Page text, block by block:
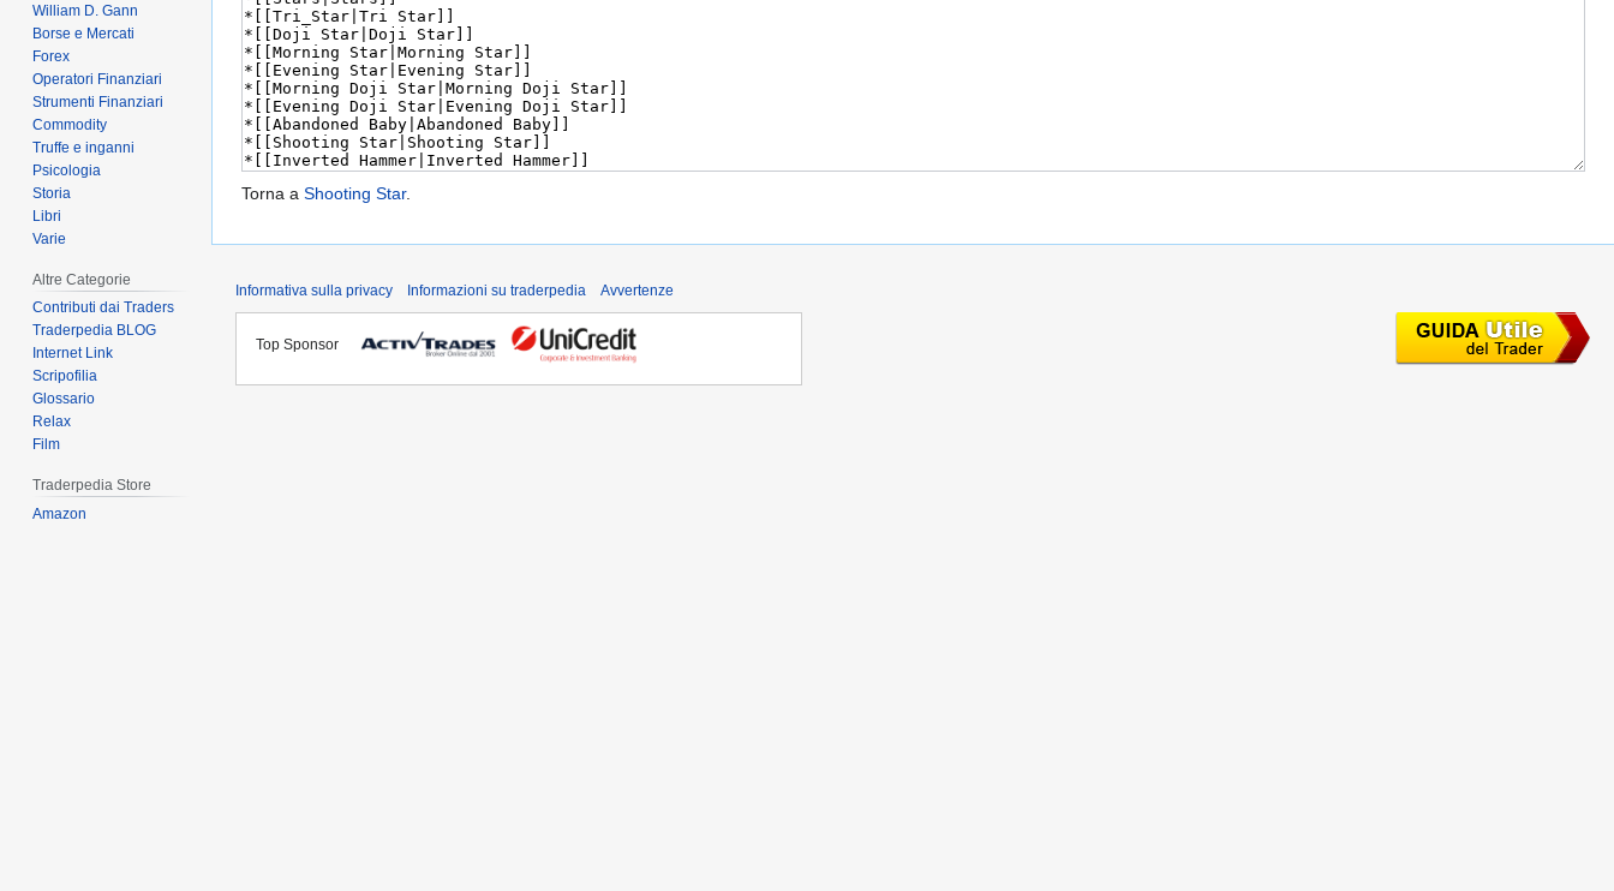
Torna a Shooting Star.
William D. Gann
Borse e Mercati
Forex
Operatori Finanziari
Strumenti Finanziari
Commodity
Truffe e inganni
Psicologia
Storia
Libri
Varie
Altre Categorie
Contributi dai Traders
Traderpedia BLOG
Internet Link
Scripofilia
Glossario
Relax
Film
Traderpedia Store
Amazon
Informativa sulla privacy Informazioni su traderpedia Avvertenze
Top Sponsor